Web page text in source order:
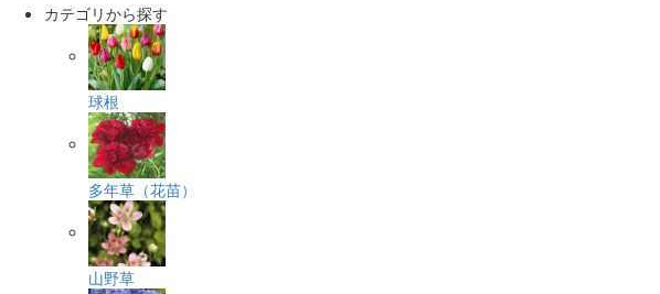
カテゴリから探す
球根
多年草（花苗）
山野草